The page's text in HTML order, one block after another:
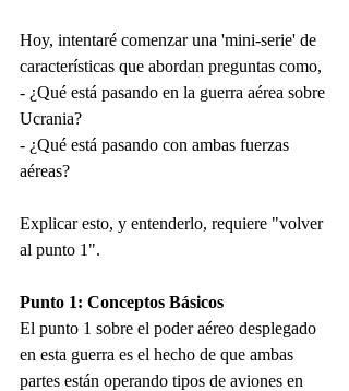
Hoy, intentaré comenzar una 'mini-serie' de
características que abordan preguntas como,
- ¿Qué está pasando en la guerra aérea sobre
Ucrania?
- ¿Qué está pasando con ambas fuerzas
aéreas?
Explicar esto, y entenderlo, requiere "volver
al punto 1".
Punto 1: Conceptos Básicos
El punto 1 sobre el poder aéreo desplegado
en esta guerra es el hecho de que ambas
partes están operando tipos de aviones en